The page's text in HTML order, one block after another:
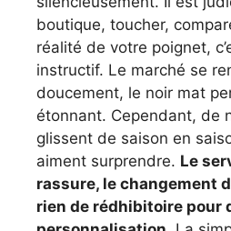
boutique, toucher,
réalité de votre poignet,
instructif. Le marché se
doucement, le noir mat
étonnant. Cependant, de
glissent de saison en
aiment surprendre. Le
rassure, le changement
rien de rédhibitoire pour